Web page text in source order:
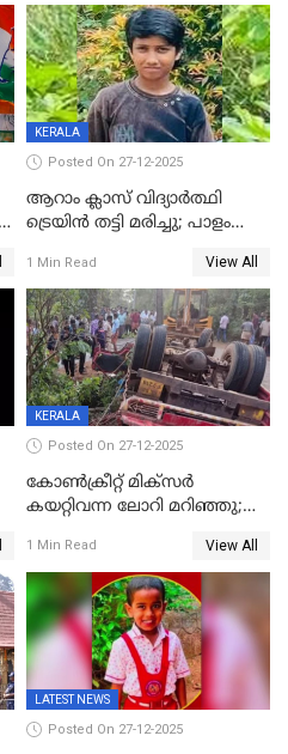
കസ്റ്റഡിയിൽ
KERALA
Posted On 27-12-2025
ആറാം ക്ലാസ് വിദ്യാർത്ഥി
ട്രെയിൻ തട്ടി മരിച്ചു; പാളം
അപകടം മലപ്പുറത്ത്
1 Min Read View All
KERALA
Posted On 27-12-2025
കോണ്‍ക്രീറ്റ് മിക്‌സര്‍
കയറ്റിവന്ന ലോറി മറിഞ്ഞു;
അപകടം കണ്ണൂരിൽ
1 Min Read View All
LATEST NEWS
Posted On 27-12-2025